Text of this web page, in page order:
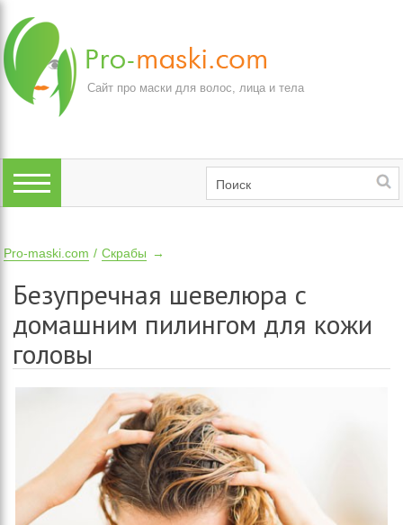
Сайт про маски для волос, лица и тела
Pro-maski.com Скрабы
Безупречная шевелюра с
домашним пилингом для кожи
головы